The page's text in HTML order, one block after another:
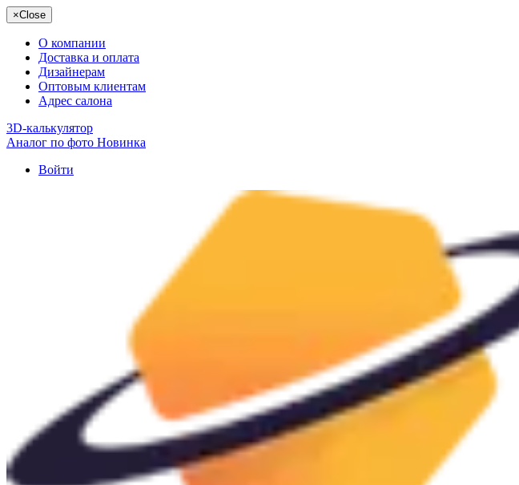
×Close
О компании
Доставка и оплата
Дизайнерам
Оптовым клиентам
Адрес салона
3D-калькулятор
Аналог по фото Новинка
Войти